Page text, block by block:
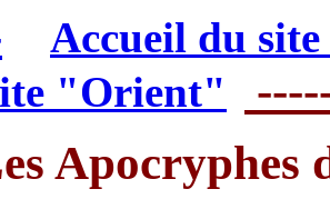
Accueil du
"Orient"
Apocryphes